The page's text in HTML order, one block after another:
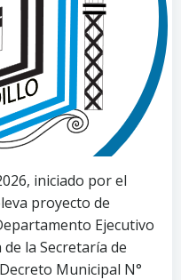
iniciado por el
proyecto de
Ejecutivo
la Secretaría de
Municipal N°